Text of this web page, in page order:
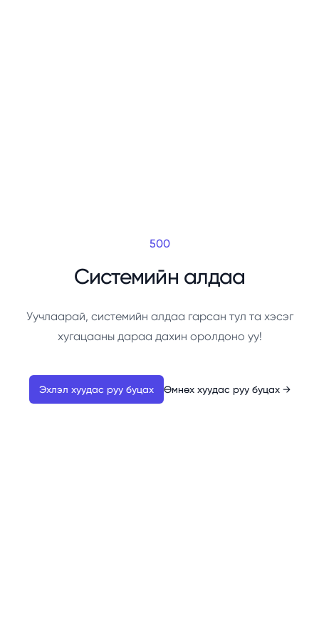
500
Системийн алдаа
Уучлаарай, системийн алдаа гарсан тул та хэсэг
хугацааны дараа дахин оролдоно уу!
Эхлэл хуудас руу буцах Өмнөх хуудас руу буцах →